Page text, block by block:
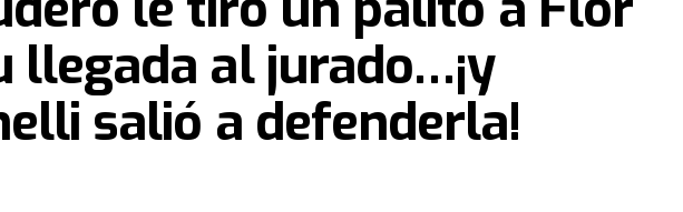
llegada al jurado…¡y
salió a defenderla!